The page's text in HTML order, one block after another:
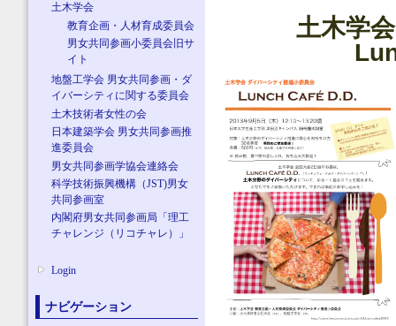
土木学会
教育企画・人材育成委員会
男女共同参画小委員会旧サ
イト
地盤工学会 男女共同参画・ダ
イバーシティに関する委員会
土木技術者女性の会
日本建築学会 男女共同参画推
進委員会
男女共同参画学協会連絡会
科学技術振興機構（JST)男女
共同参画室
内閣府男女共同参画局「理工
チャレンジ（リコチャレ）」
Login
ナビゲーション
土木学